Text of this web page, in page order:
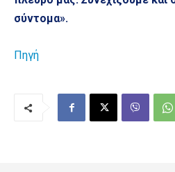
σύντομα».
Πηγή